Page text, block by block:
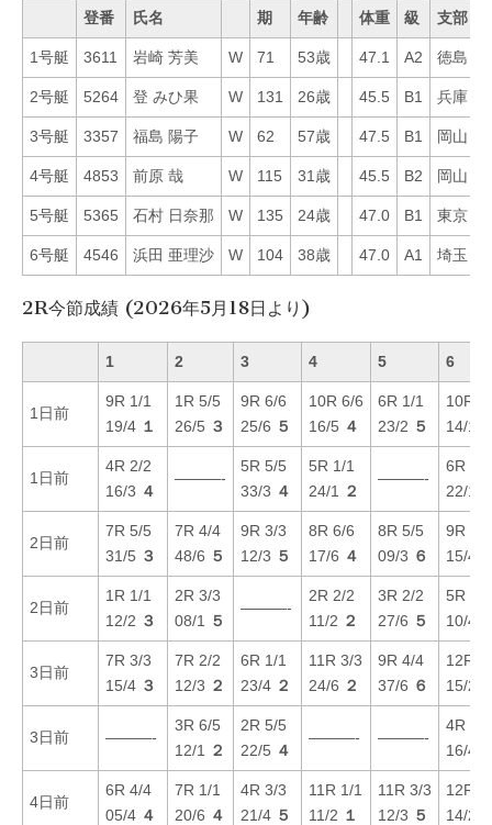
登番 氏名 期 年齢 体重 級 支部
1号艇 3611 岩崎 芳美 W 71 53歳 47.1 A2 徳島
2号艇 5264 登 みひ果 W 131 26歳 45.5 B1 兵庫
3号艇 3357 福島 陽子 W 62 57歳 47.5 B1 岡山
4号艇 4853 前原 哉 W 115 31歳 45.5 B2 岡山
5号艇 5365 石村 日奈那 W 135 24歳 47.0 B1 東京
6号艇 4546 浜田 亜理沙 W 104 38歳 47.0 A1 埼玉
2R今節成績 (2026年5月18日より)
1 2 3 4 5 6
1日前
9R 1/1
19/4 １
1R 5/5
26/5 ３
9R 6/6
25/6 ５
10R 6/6
16/5 ４
6R 1/1
23/2 ５
10R
14/1
1日前
4R 2/2
16/3 ４
———-
5R 5/5
33/3 ４
5R 1/1
24/1
２
———-
6R 4/4
22/1
2日前
7R 5/5
31/5 ３
7R 4/4
48/6 ５
9R 3/3
12/3 ５
8R 6/6
17/6 ４
8R 5/5
09/3 ６
9R 5/5
15/4
2日前
1R 1/1
12/2 ３
2R 3/3
08/1
５
———-
2R 2/2
11/2 ２
3R 2/2
27/6 ５
5R 2/2
10/4
3日前
7R 3/3
15/4 ３
7R 2/2
12/3 ２
6R 1/1
23/4 ２
11R 3/3
24/6 ２
9R 4/4
37/6 ６
12R
15/2
3日前 ———-
3R 6/5
12/1
２
2R 5/5
22/5 ４
———- ———-
4R 1/1
16/4
4日前
6R 4/4
05/4 ４
7R 1/1
20/6 ４
4R 3/3
21/4 ５
11R 1/1
11/2 １
11R 3/3
12/3 ５
12R
14/2